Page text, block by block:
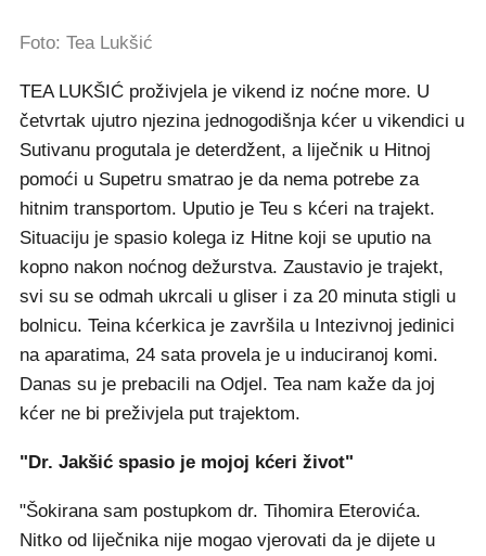
Foto: Tea Lukšić
TEA LUKŠIĆ proživjela je vikend iz noćne more. U
četvrtak ujutro njezina jednogodišnja kćer u vikendici u
Sutivanu progutala je deterdžent, a liječnik u Hitnoj
pomoći u Supetru smatrao je da nema potrebe za
hitnim transportom. Uputio je Teu s kćeri na trajekt.
Situaciju je spasio kolega iz Hitne koji se uputio na
kopno nakon noćnog dežurstva. Zaustavio je trajekt,
svi su se odmah ukrcali u gliser i za 20 minuta stigli u
bolnicu. Teina kćerkica je završila u Intezivnoj jedinici
na aparatima, 24 sata provela je u induciranoj komi.
Danas su je prebacili na Odjel. Tea nam kaže da joj
kćer ne bi preživjela put trajektom.
"Dr. Jakšić spasio je mojoj kćeri život"
"Šokirana sam postupkom dr. Tihomira Eterovića.
Nitko od liječnika nije mogao vjerovati da je dijete u